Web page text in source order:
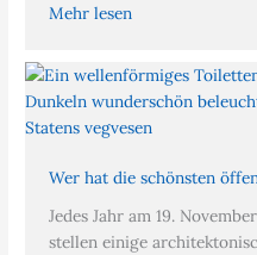
Mehr lesen
Wer hat die schönsten
Jedes Jahr am 19.
stellen einige